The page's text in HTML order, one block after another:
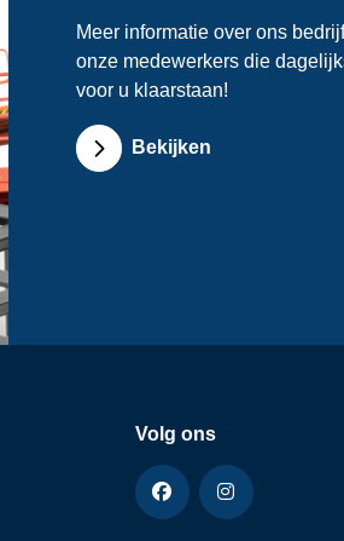
Meer informatie over ons
onze medewerkers die
voor u klaarstaan!
Bekijken
Volg ons